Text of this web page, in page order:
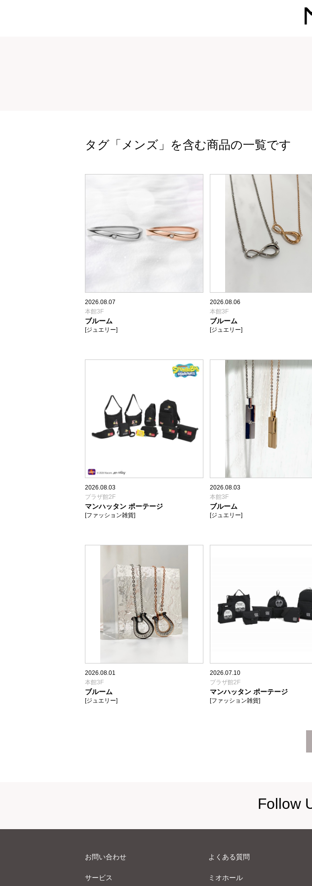
タグ「メンズ」を含む商品の一覧です
2026.08.07
本館3F
ブルーム
[ジュエリー]
2026.08.06
本館3F
ブルーム
[ジュエリー]
2026.08.03
プラザ館2F
マンハッタン ポーテージ
[ファッション雑貨]
2026.08.03
本館3F
ブルーム
[ジュエリー]
2026.08.01
本館3F
ブルーム
[ジュエリー]
2026.07.10
プラザ館2F
マンハッタン ポーテージ
[ファッション雑貨]
Follow
お問い合わせ よくある質問
サービス ミオホール